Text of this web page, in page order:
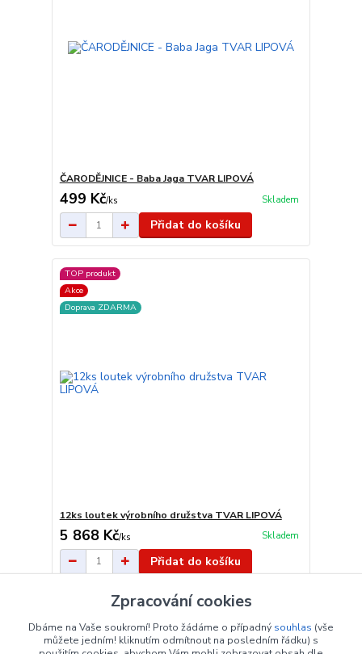
ČARODĚJNICE - Baba Jaga TVAR LIPOVÁ
499 Kč/ks Skladem
Přidat do košíku
TOP produkt
Akce
Doprava ZDARMA
12ks loutek výrobního družstva TVAR LIPOVÁ
5 868 Kč/ks Skladem
Přidat do košíku
Zpracování cookies
Dbáme na Vaše soukromí! Proto žádáme o případný souhlas (vše
můžete jedním! kliknutím odmítnout na posledním řádku) s